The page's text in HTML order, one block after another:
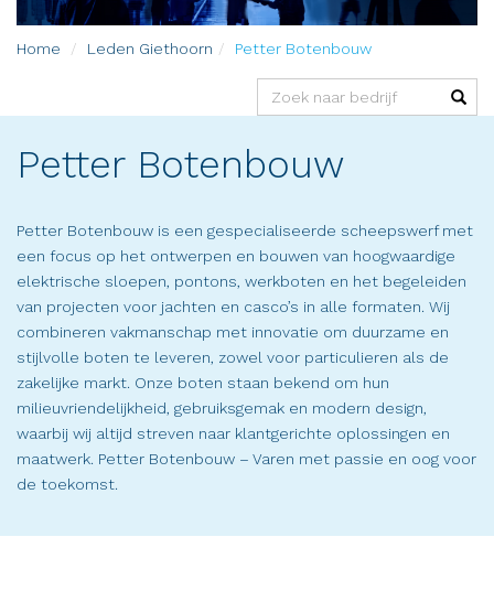
Home Leden Giethoorn Petter Botenbouw
Petter Botenbouw
Petter Botenbouw is een gespecialiseerde scheepswerf met
een focus op het ontwerpen en bouwen van hoogwaardige
elektrische sloepen, pontons, werkboten en het begeleiden
van projecten voor jachten en casco’s in alle formaten. Wij
combineren vakmanschap met innovatie om duurzame en
stijlvolle boten te leveren, zowel voor particulieren als de
zakelijke markt. Onze boten staan bekend om hun
milieuvriendelijkheid, gebruiksgemak en modern design,
waarbij wij altijd streven naar klantgerichte oplossingen en
maatwerk. Petter Botenbouw – Varen met passie en oog voor
de toekomst.